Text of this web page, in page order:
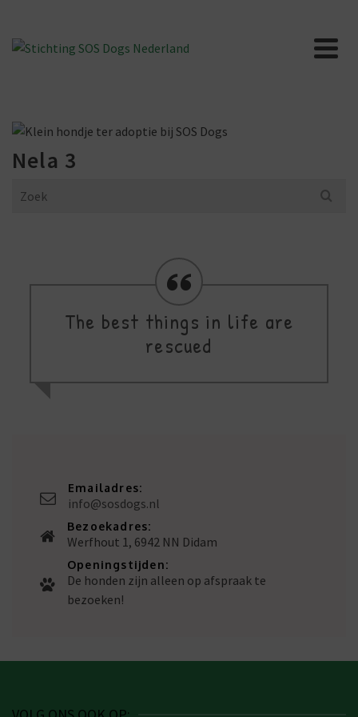
Nela 3
Search
The best things in life are
rescued
Emailadres:
info@sosdogs.nl
Bezoekadres:
Werfhout 1, 6942 NN Didam
Openingstijden:
De honden zijn alleen op afspraak te
bezoeken!